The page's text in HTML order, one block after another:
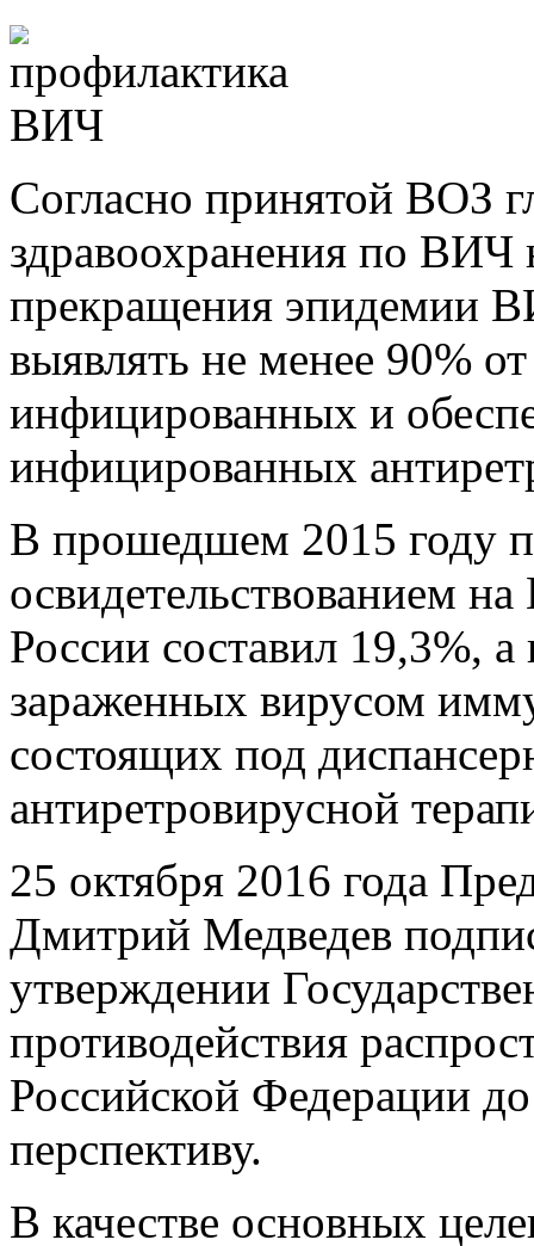
Согласно принятой ВОЗ
здравоохранения по ВИЧ
прекращения эпидемии
выявлять не менее 90%
инфицированных и
инфицированных
В прошедшем 2015 году
освидетельствованием
России составил 19,3%, а
зараженных вирусом
состоящих под
антиретровирусной
25 октября 2016 года
Дмитрий Медведев
утверждении
противодействия
Российской Федерации
перспективу.
В качестве основных